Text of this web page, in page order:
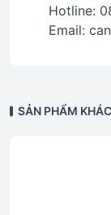
Hotline:
Email:
SẢN PHẨM KHÁC